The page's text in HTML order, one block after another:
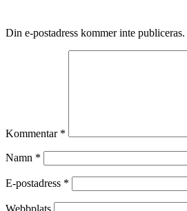
Din e-postadress kommer inte publiceras.
Kommentar *
Namn *
E-postadress *
Webbplats